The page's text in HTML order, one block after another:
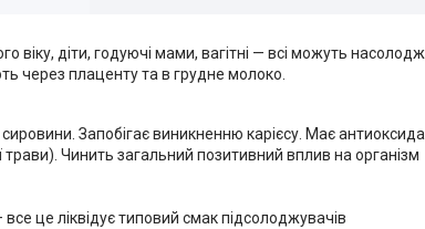
діти, годуючі мами, вагітні — всі можуть
через плаценту та в грудне молоко.
сировини. Запобігає виникненню карієсу. Має
трави). Чинить загальний позитивний вплив на організм
це ліквідує типовий смак підсолоджувачів